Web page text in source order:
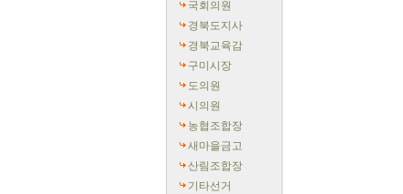
국회의원
경북도지사
경북교육감
구미시장
도의원
시의원
농협조합장
새마을금고
산림조합장
기타선거